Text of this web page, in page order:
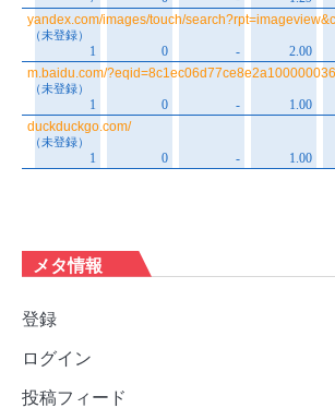
メタ情報
登録
ログイン
投稿フィード